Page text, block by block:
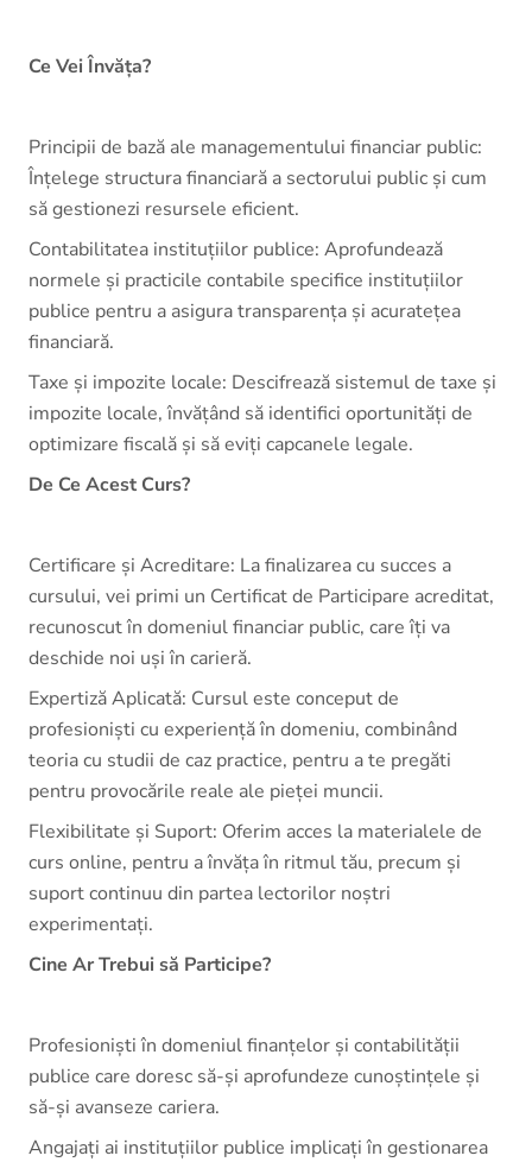
Ce Vei Învăța?
Principii de bază ale managementului financiar public:
Înțelege structura financiară a sectorului public și cum
să gestionezi resursele eficient.
Contabilitatea instituțiilor publice: Aprofundează
normele și practicile contabile specifice instituțiilor
publice pentru a asigura transparența și acuratețea
financiară.
Taxe și impozite locale: Descifrează sistemul de taxe și
impozite locale, învățând să identifici oportunități de
optimizare fiscală și să eviți capcanele legale.
De Ce Acest Curs?
Certificare și Acreditare: La finalizarea cu succes a
cursului, vei primi un Certificat de Participare acreditat,
recunoscut în domeniul financiar public, care îți va
deschide noi uși în carieră.
Expertiză Aplicată: Cursul este conceput de
profesioniști cu experiență în domeniu, combinând
teoria cu studii de caz practice, pentru a te pregăti
pentru provocările reale ale pieței muncii.
Flexibilitate și Suport: Oferim acces la materialele de
curs online, pentru a învăța în ritmul tău, precum și
suport continuu din partea lectorilor noștri
experimentați.
Cine Ar Trebui să Participe?
Profesioniști în domeniul finanțelor și contabilității
publice care doresc să-și aprofundeze cunoștințele și
să-și avanseze cariera.
Angajați ai instituțiilor publice implicați în gestionarea